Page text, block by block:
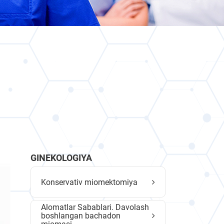
GINEKOLOGIYA
Konservativ miomektomiya
Alomatlar Sabablari. Davolash
boshlangan bachadon